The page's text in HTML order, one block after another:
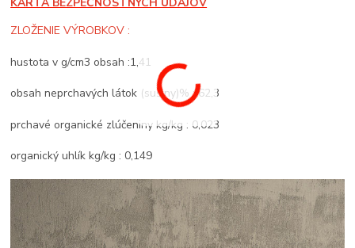
KARTA BEZPEČNOSTNÝCH ÚDAJOV
ZLOŽENIE VÝROBKOV :
hustota v g/cm3 obsah :1,41
obsah neprchavých látok (sušiny)% : 62,3
prchavé organické zlúčeniny kg/kg : 0,023
organický uhlík kg/kg : 0,149